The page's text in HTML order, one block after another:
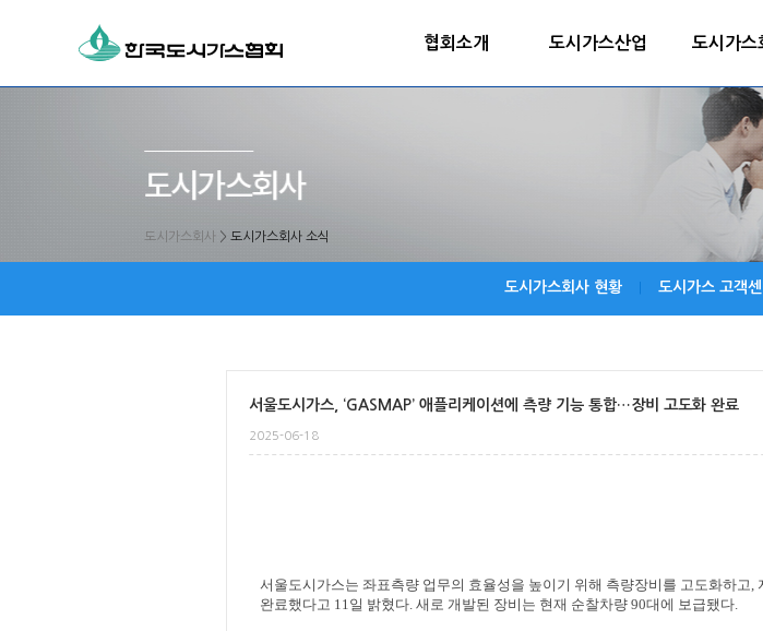
협회소개 도시가스산업 도시가스
도시가스회사 > 도시가스회사 소식
도시가스회사 현황 도시가스 고객센
서울도시가스, ‘GASMAP’ 애플리케이션에 측량 기능 통합…장비 고도화 완료
2025-06-18
서울도시가스는 좌표측량 업무의 효율성을 높이기 위해 측량장비를 고도화하고,
완료했다고 11일 밝혔다. 새로 개발된 장비는 현재 순찰차량 90대에 보급됐다.